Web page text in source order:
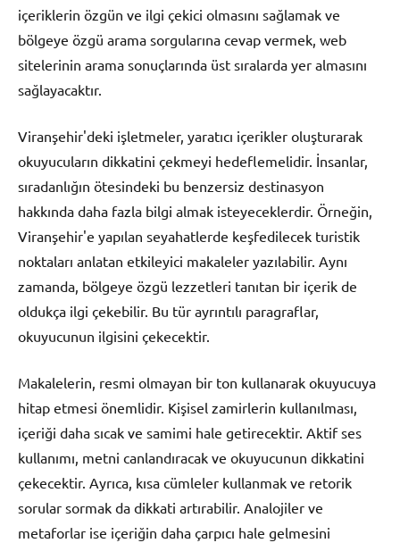
içeriklerin özgün ve ilgi çekici olmasını sağlamak ve
bölgeye özgü arama sorgularına cevap vermek, web
sitelerinin arama sonuçlarında üst sıralarda yer almasını
sağlayacaktır.
Viranşehir'deki işletmeler, yaratıcı içerikler oluşturarak
okuyucuların dikkatini çekmeyi hedeflemelidir. İnsanlar,
sıradanlığın ötesindeki bu benzersiz destinasyon
hakkında daha fazla bilgi almak isteyeceklerdir. Örneğin,
Viranşehir'e yapılan seyahatlerde keşfedilecek turistik
noktaları anlatan etkileyici makaleler yazılabilir. Aynı
zamanda, bölgeye özgü lezzetleri tanıtan bir içerik de
oldukça ilgi çekebilir. Bu tür ayrıntılı paragraflar,
okuyucunun ilgisini çekecektir.
Makalelerin, resmi olmayan bir ton kullanarak okuyucuya
hitap etmesi önemlidir. Kişisel zamirlerin kullanılması,
içeriği daha sıcak ve samimi hale getirecektir. Aktif ses
kullanımı, metni canlandıracak ve okuyucunun dikkatini
çekecektir. Ayrıca, kısa cümleler kullanmak ve retorik
sorular sormak da dikkati artırabilir. Analojiler ve
metaforlar ise içeriğin daha çarpıcı hale gelmesini